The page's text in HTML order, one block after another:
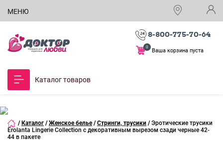
МЕНЮ
8-800-775-70-64
Ваша корзина пуста
0
Каталог товаров
/ Каталог / Женское белье / Стринги, трусики / Эротические трусики
Erolanta Lingerie Collection с декоративным вырезом сзади черные 42-
44 в пакете